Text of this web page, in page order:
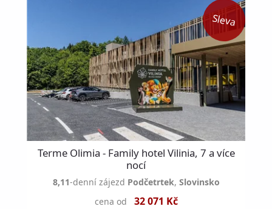
Terme Olimia - Family hotel Vilinia, 7 a více
nocí
8,11-denní zájezd Podčetrtek, Slovinsko
cena od
32 071 Kč